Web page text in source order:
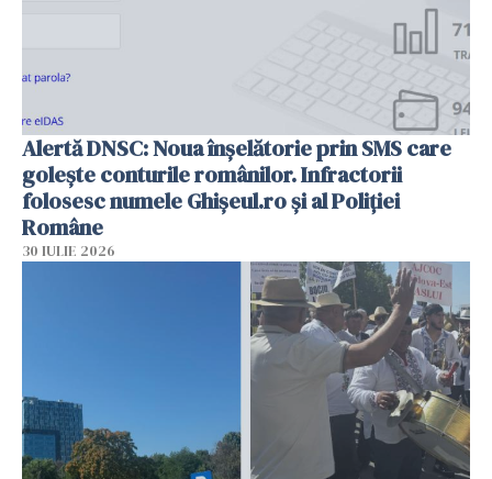
Alertă DNSC: Noua înșelătorie prin SMS care
golește conturile românilor. Infractorii
folosesc numele Ghișeul.ro și al Poliției
Române
30 IULIE 2026